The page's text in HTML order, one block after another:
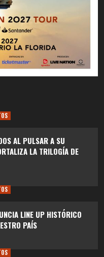
AL PULSAR A SU
LA TRILOGÍA DE
LINE UP HISTÓRICO
PAÍS